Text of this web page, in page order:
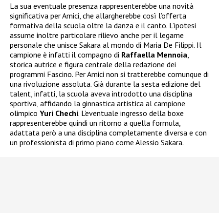
La sua eventuale presenza rappresenterebbe una novità
significativa per Amici, che allargherebbe così l’offerta
formativa della scuola oltre la danza e il canto. L’ipotesi
assume inoltre particolare rilievo anche per il legame
personale che unisce Sakara al mondo di Maria De Filippi. Il
campione è infatti il compagno di Raffaella Mennoia
storica autrice e figura centrale della redazione dei
programmi Fascino. Per Amici non si tratterebbe comunque di
una rivoluzione assoluta. Già durante la sesta edizione del
talent, infatti, la scuola aveva introdotto una disciplina
sportiva, affidando la ginnastica artistica al campione
olimpico Yuri Chechi. L’eventuale ingresso della boxe
rappresenterebbe quindi un ritorno a quella formula,
adattata però a una disciplina completamente diversa e con
un professionista di primo piano come Alessio Sakara.